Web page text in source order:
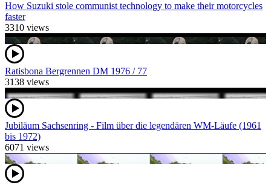
How Suzuki stole communist technology to make their motorcycles
faster
3310 views
Ratisbona Bergrennen DM 1976 / 77
3138 views
Jubiläum Sachsenring - Film über die legendären WM-Läufe (1961
bis 1972)
6071 views